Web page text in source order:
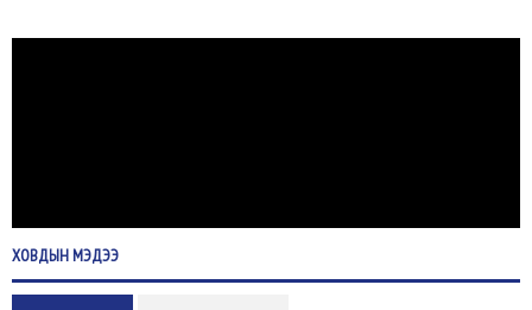
ХОВДЫНМЭДЭЭ